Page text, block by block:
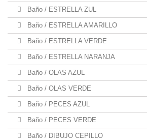
Baño / ESTRELLA ZUL
Baño / ESTRELLA AMARILLO
Baño / ESTRELLA VERDE
Baño / ESTRELLA NARANJA
Baño / OLAS AZUL
Baño / OLAS VERDE
Baño / PECES AZUL
Baño / PECES VERDE
Baño / DIBUJO CEPILLO